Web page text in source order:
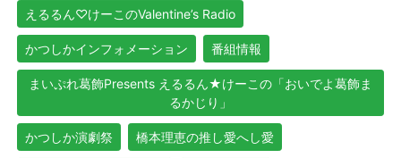
えるるん♡けーこのValentine’s Radio
かつしかインフォメーション 番組情報
まいぷれ葛飾Presents えるるん★けーこの「おいでよ葛飾ま
るかじり」
かつしか演劇祭 橋本理恵の推し愛へし愛